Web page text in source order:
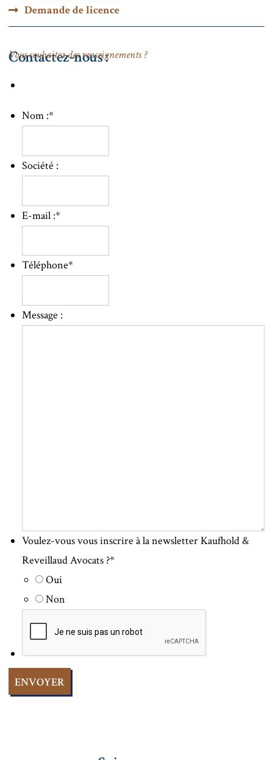
Demande de licence
Contactez-nous :
Vous souhaitez des renseignements ?
Nom :*
Société :
E-mail :*
Téléphone*
Message :
Voulez-vous vous inscrire à la newsletter Kaufhold &
Reveillaud Avocats ?*
Oui
Non